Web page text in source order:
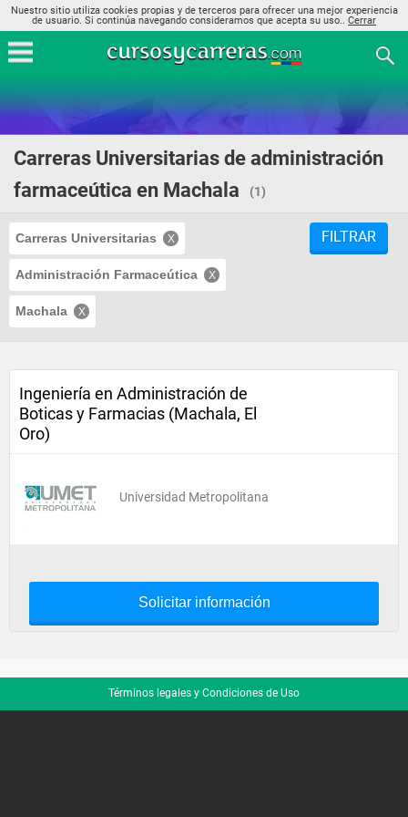
Nuestro sitio utiliza cookies propias y de terceros para ofrecer una mejor experiencia
de usuario. Si continúa navegando consideramos que acepta su uso.. Cerrar
Carreras Universitarias de administración
farmaceútica en Machala
(1)
Carreras Universitarias
Administración Farmaceútica
Machala
FILTRAR
Ingeniería en Administración de
Boticas y Farmacias (Machala, El
Oro)
Universidad Metropolitana
Solicitar información
Términos legales y Condiciones de Uso